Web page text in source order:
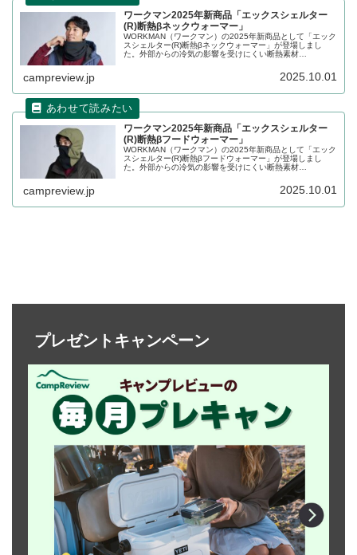
ワークマン2025年新商品「エックスシェルター
(R)断熱βネックウォーマー」
WORKMAN（ワークマン）の2025年新商品として「エック
スシェルター(R)断熱βネックウォーマー」が登場しまし
た。外部からの冷気の影響を受けにくい断熱素材
ォーマーで、透湿性があるのでムレにくいのが特徴です。
campreview.jp 2025.10.01
ワークマン2025年新商品「エックスシェルター
(R)断熱βフードウォーマー」
WORKMAN（ワークマン）の2025年新商品として「エック
スシェルター(R)断熱βフードウォーマー」が登場しまし
た。外部からの冷気の影響を受けにくい断熱素材
ォーマーで、口元から頭部分を覆うことができます。詳細
campreview.jp 2025.10.01
プレゼントキャンペーン